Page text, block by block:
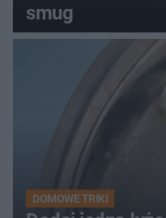
smug
DOMOWE TRIKI